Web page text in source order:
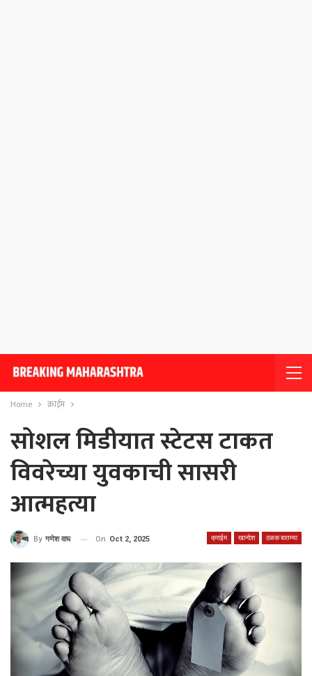
Home क्राईम
सोशल मिडीयात स्टेटस टाकत
विवरेच्या युवकाची सासरी
आत्महत्या
क्राईम खान्देश ठळक बातम्या
By गणेश वाघ On Oct 2, 2025